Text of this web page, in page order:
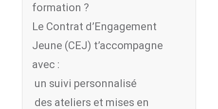
formation ?
Le Contrat d’Engagement
Jeune (CEJ) t’accompagne
avec :
un suivi personnalisé
des ateliers et mises en